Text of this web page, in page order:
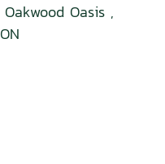
Oakwood Oasis ,